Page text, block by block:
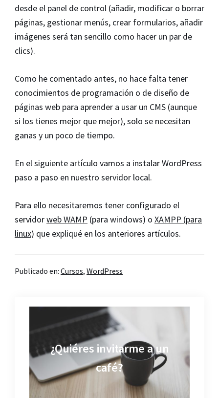
desde el panel de control (añadir, modificar o borrar
páginas, gestionar menús, crear formularios, añadir
imágenes será tan sencillo como hacer un par de
clics).
Como he comentado antes, no hace falta tener
conocimientos de programación o de diseño de
páginas web para aprender a usar un CMS (aunque
si los tienes mejor que mejor), solo se necesitan
ganas y un poco de tiempo.
En el siguiente artículo vamos a instalar WordPress
paso a paso en nuestro servidor local.
Para ello necesitaremos tener configurado el
servidorweb WAMP (para windows) o XAMPP (para
linux) que expliqué en los anteriores artículos.
Publicado en: Cursos, WordPress
¿Quiéres invitarme a un
café?